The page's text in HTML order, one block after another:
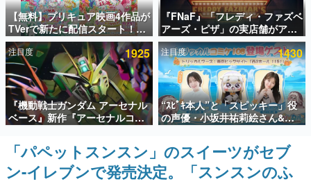
アプリセール情報
インタビュー
連載・特集一覧
殿堂入り記事
SNS拡散数が数千以上！ ページビュー数万以上！ などな
ど。多くの人々に読まれた、電ファミ渾身の“殿堂入り”記
事をまとめました。
ゲームの企画書
名作ゲームクリエイターの方々に製作時のエピソードをお
聞きし、ヒットする企画（ゲーム）とは何か？を探ってい
【無料】プリキュア映画4作品が
TVerで新たに配信スタート！な
んと2018年～2024年の映画ほぼ
すべてが見放題に、ぶっちゃけ
ありえないラインナップ
『FNaF』「フレディ・ファズベ
アーズ・ピザ」の実店舗がアメ
リカの商業施設「American
Dream」に2027年オープン！
ScottGamesとの共同開発、食
事だけでなくステージショーや
没入型のホラー体験も楽しめる
注目度 1925
『機動戦士ガンダム アーセナル
ベース』新作『アーセナルコマ
ンダー』発表！8月28日からオ
ープンベータテスト開催、2027
年2月下旬に稼働予定
注目度 1430
“ｽﾋﾟｷ本人”と「スピッキー」役
の声優・小坂井祐莉絵さん&パ
ク・シユンさんが集結。コミケ
108『トリッカル』ブースの登
場ゲストが発表
「パペットスンスン」のスイーツがセブ
ン-イレブンで発売決定。「スンスンのふ